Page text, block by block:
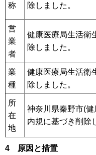
称
除しました。
営
業
者
健康医療局生活衛
除しました。
業
種
健康医療局生活衛
除しました。
所
在
地
神奈川県秦野市(
内規に基づき削除
4 原因と措置